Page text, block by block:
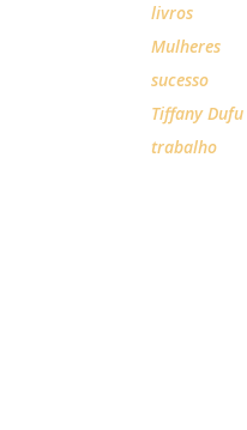
livros
Mulheres
sucesso
Tiffany Dufu
trabalho